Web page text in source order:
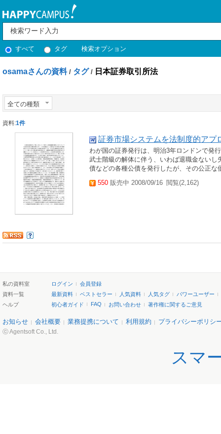
すべて タグ 検索オプション
osamaさんの資料 / タグ / 日本証券取引所法
全ての種類
資料:1件
証券市場システムを法制度的アプ
わが国の証券発行は、明治3年ロンドンで発
武士階級の解体に伴う、いわば退職金ない
債などの各種公債を発行したが、その公正
550 販売中 2008/09/16 閲覧(2,162)
私の資料室 ログイン
会員登録
資料一覧
最新資料 ベストセラー 人気資料 人気タグ
パワーユーザー
ヘルプ
初心者ガイド FAQ お問い合わせ 著作権に関するご意見
お知らせ 会社概要 業務提携について 利用規約 プライバシーポリシ
ⓒ Agentsoft Co., Ltd.
スマ